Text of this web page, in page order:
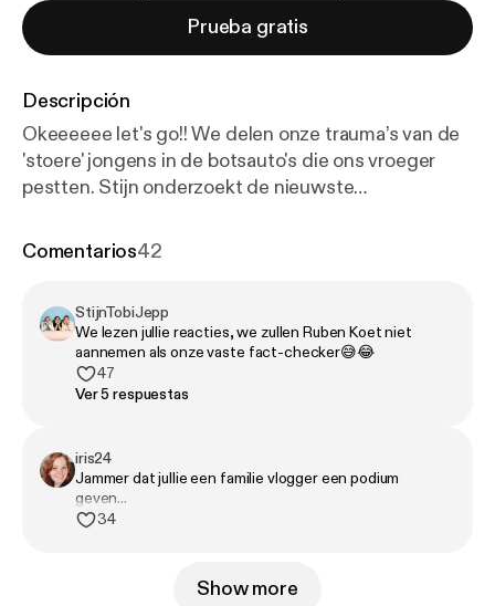
Prueba gratis
Descripción
Okeeeeee let's go!! We delen onze trauma’s van de
'stoere' jongens in de botsauto's die ons vroeger
pestten. Stijn onderzoekt de nieuwste
een kermis zonder herrie en flitsende lichten nog
kenner Ruben Koet. Hij fungeert als fact-checker
en checkt of de trends van Stijn wel ergens op
zelf nagemaakt. Jeppe brengt een eerbetoon aan
De aflevering eindigt met een Geil Geheimpje over
een twintiger die blijkbaar heel erg rijk is ofzo...
Comentarios42
StijnTobiJepp
We lezen jullie reacties, we zullen Ruben Koet niet
aannemen als onze vaste fact-checker😅😂
47
Ver 5 respuestas
iris24
Jammer dat jullie een familie vlogger een podium
geven...
34
Show more